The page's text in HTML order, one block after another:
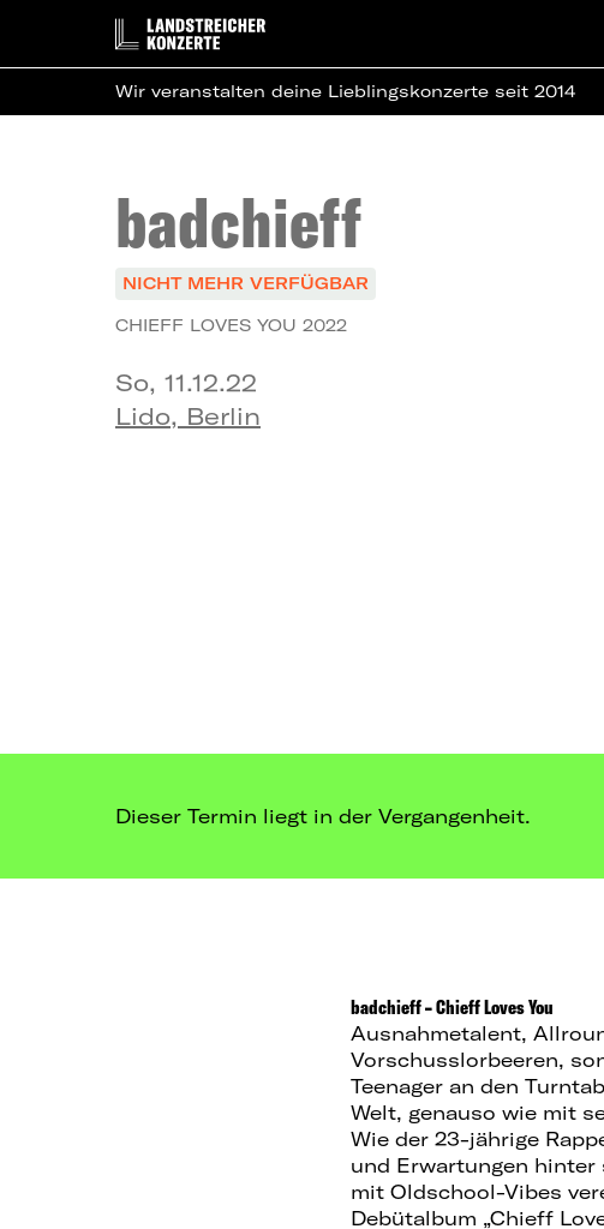
Wir veranstalten deine Lieblingskonzerte seit 2014
badchieff
NICHT MEHR VERFÜGBAR
CHIEFF LOVES YOU 2022
So, 11.12.22
Lido, Berlin
Dieser Termin liegt in der Vergangenheit.
badchieff – Chieff Loves You
Ausnahmetalent,
Vorschusslorbeeren,
Teenager an den
Welt, genauso wie mit
Wie der 23-jährige
und Erwartungen
mit Oldschool-Vibes
Debütalbum „Chieff